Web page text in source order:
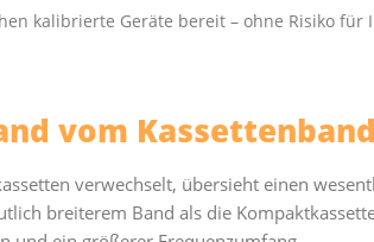
kalibrierte Geräte bereit – ohne Risiko für
vom
verwechselt, übersieht einen
breiterem Band als die